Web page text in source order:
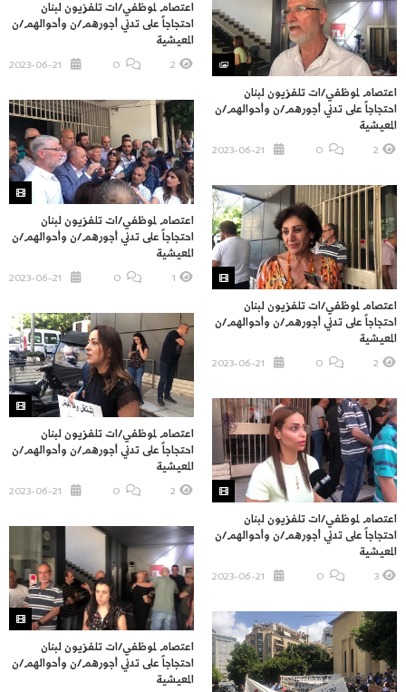
اعتصام لموظفي/ات تلفزيون لبنان
احتجاجاً على تدني أجورهم/ن وأحوالهم/ن
المعيشية
2
اعتصام لموظفي/ات تلفزيون لبنان
احتجاجاً على تدني أجورهم/ن وأحوالهم/ن
المعيشية
2
اعتصام لموظفي/ات تلفزيون لبنان
احتجاجاً على تدني أجورهم/ن وأحوالهم/ن
المعيشية
1
اعتصام لموظفي/ات تلفزيون لبنان
احتجاجاً على تدني أجورهم/ن وأحوالهم/ن
المعيشية
2
اعتصام لموظفي/ات تلفزيون لبنان
احتجاجاً على تدني أجورهم/ن وأحوالهم/ن
المعيشية
2
اعتصام لموظفي/ات تلفزيون لبنان
احتجاجاً على تدني أجورهم/ن وأحوالهم/ن
المعيشية
3
O
اعتصام لموظفي/ات تلفزيون لبنان
احتجاجاً على تدني أجورهم/ن وأحوالهم/ن
المعيشية